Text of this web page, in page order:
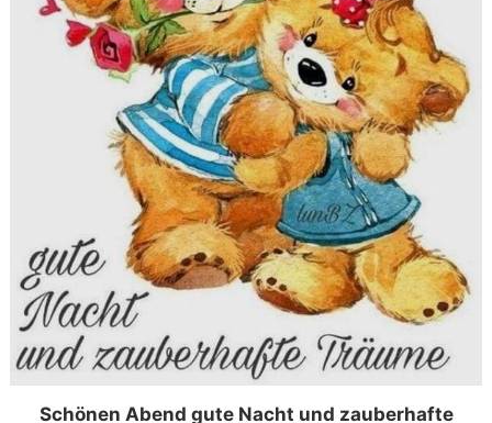
Schönen Abend gute Nacht und zauberhafte